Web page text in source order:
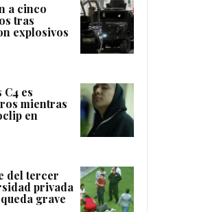
a cinco
tras
explosivos
es
mientras
en
del tercer
privada
grave